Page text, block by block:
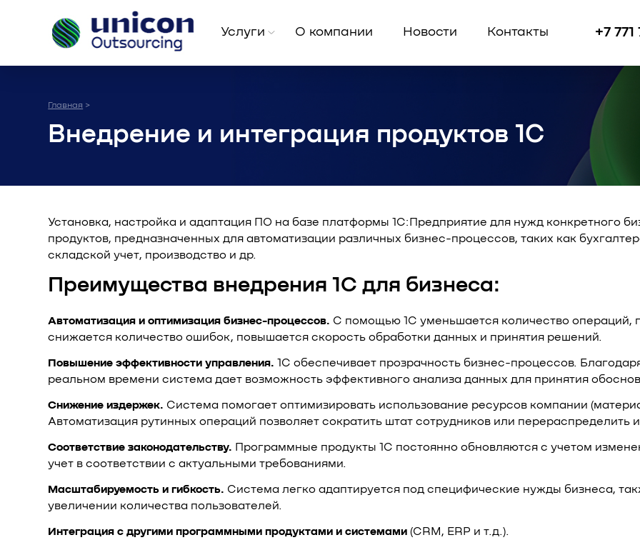
Услуги О компании Новости Контакты +7
Главная >
Внедрение и интеграция продуктов 1C
Установка, настройка и адаптация ПО на базе платформы 1С:Предприятие для нужд конкретного
продуктов, предназначенных для автоматизации различных бизнес-процессов, таких как
складской учет, производство и др.
Преимущества внедрения 1С для бизнеса:
Автоматизация и оптимизация бизнес-процессов. С помощью 1С уменьшается количество операций,
снижается количество ошибок, повышается скорость обработки данных и принятия решений.
Повышение эффективности управления. 1С обеспечивает прозрачность бизнес-процессов.
реальном времени система дает возможность эффективного анализа данных для принятия
Снижение издержек. Система помогает оптимизировать использование ресурсов компании
Автоматизация рутинных операций позволяет сократить штат сотрудников или перераспределить
Соответствие законодательству. Программные продукты 1С постоянно обновляются с учетом
учет в соответствии с актуальными требованиями.
Масштабируемость и гибкость. Система легко адаптируется под специфические нужды бизнеса,
увеличении количества пользователей.
Интеграция с другими программными продуктами и системами (CRM, ERP и т.д.).